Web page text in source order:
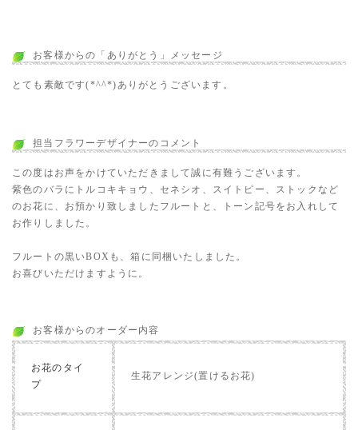
お客様からの「ありがとう」メッセージ
とても素敵です(*^^*)ありがとうございます。
担当フラワーデザイナーのコメント
この度はお声をかけていただきまして誠に有難うございます。
紫色のバラにトルコキキョウ、セネシオ、スイトピー、ストックなど
のお花に、お預かり致しましたフルートと、トーン記号をお入れして
お作りしました。
フルートの黒いBOXも、箱に同梱いたしました。
お喜びいただけますように。
お客様からのオーダー内容
お花のタイ
プ
生花アレンジ(置けるお花)